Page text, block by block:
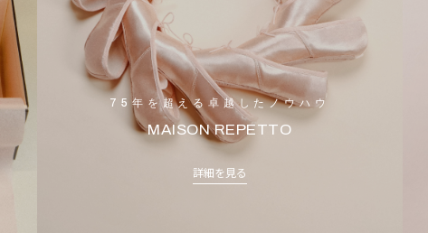
75年を超える卓越したノウハウ
MAISON REPETTO
詳細を見る